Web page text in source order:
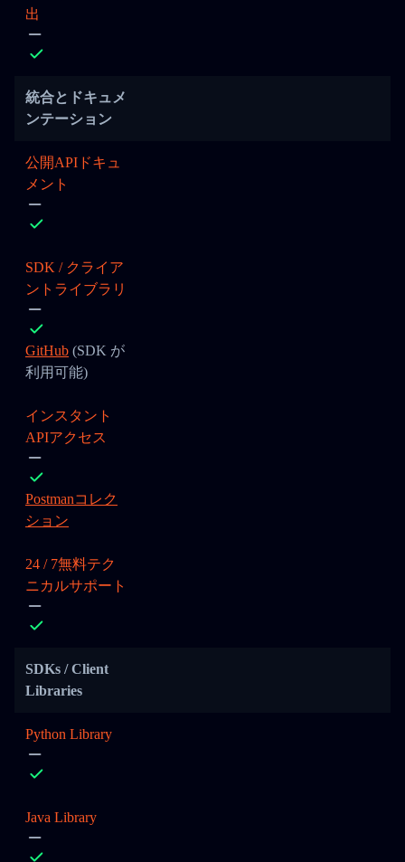
出
統合とドキュメ
ンテーション
公開APIドキュ
メント
SDK / クライア
ントライブラリ
GitHub (SDK が
利用可能)
インスタント
APIアクセス
Postmanコレク
ション
24 / 7無料テク
ニカルサポート
SDKs / Client
Libraries
Python Library
Java Library